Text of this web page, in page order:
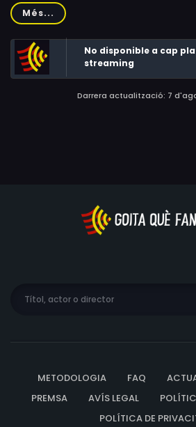
càrrecs polítics i militars que només
de la casa reial i certs nobles.Qui
Què en sabem de la seva vida i dels
versió més divulgada ens diu que
genovès, sorgit de les fondàries del
carrera política ni militar, ni estudis
només als membres de la casa reial?
Més...
No disponible a cap
streaming
Darrera actualització: 7
METODOLOGIA FAQ
PREMSA
AVÍS LEGAL
POLÍTICA DE